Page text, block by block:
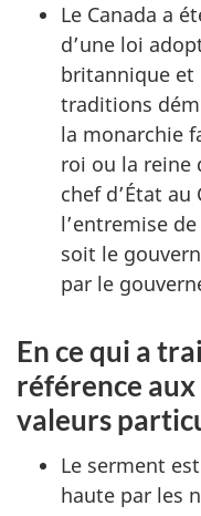
Le Canada a
d’une loi
britannique et
traditions
la monarchie
roi ou la reine
chef d’État
l’entremise
soit le
par le
En ce qui a
référence
valeurs
Le serment
haute par les